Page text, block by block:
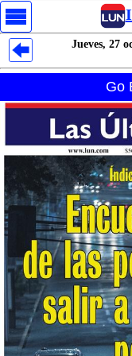
Jueves, 27
Go
Despliegues
Despliegues
Despliegues